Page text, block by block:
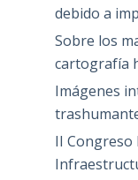
debido a
Sobre los
cartografía
Imágenes
II Congreso